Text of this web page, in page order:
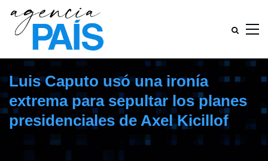
Luis Caputo usó una ironía
extrema para sepultar los planes
presidenciales de Axel Kicillof